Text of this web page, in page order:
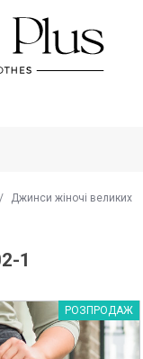
/
Джинси жіночі великих
1
РОЗПРОДАЖ